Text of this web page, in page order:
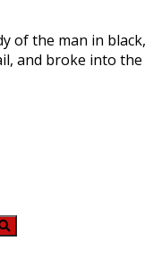
of the man in black,
and broke into the